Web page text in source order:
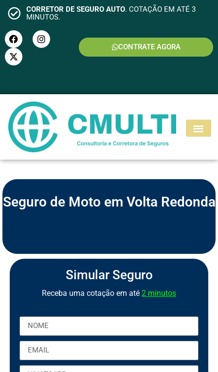
CORRETOR DE SEGURO AUTO. COTAÇÃO EM ATÉ 3
MINUTOS.
CONTRATE AGORA
SEGURO MOTO
Seguro de Moto em Volta Redonda
Simular Seguro
Receba uma cotação em até 2 minutos